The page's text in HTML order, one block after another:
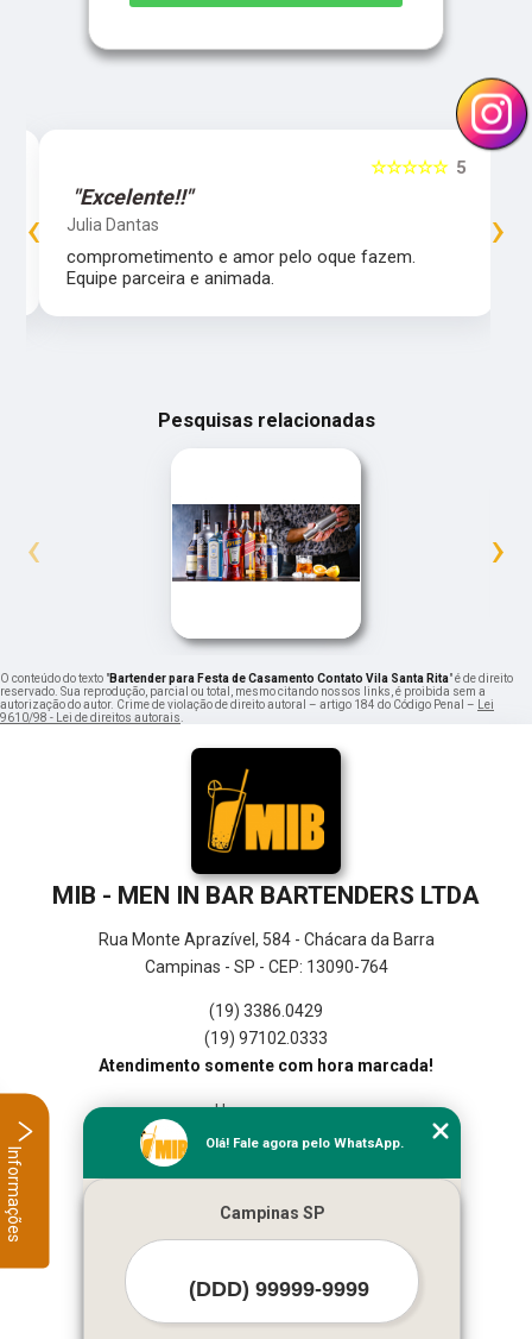
5
☆☆☆☆☆
"Excelente!!"
Julia Dantas
comprometimento e amor pelo oque fazem.
Equipe parceira e animada.
‹ ›
Pesquisas relacionadas
‹ ›
O conteúdo do texto "Bartender para Festa de Casamento Contato Vila Santa Rita" é de direito
reservado. Sua reprodução, parcial ou total, mesmo citando nossos links, é proibida sem a
autorização do autor. Crime de violação de direito autoral – artigo 184 do Código Penal –
Lei
9610/98 - Lei de direitos autorais
MIB - MEN IN BAR BARTENDERS LTDA
Rua Monte Aprazível, 584 - Chácara da Barra
Campinas - SP - CEP: 13090-764
(19) 3386.0429
(19) 97102.0333
Atendimento somente com hora marcada!
Home
Empresa
Contato
Olá! Fale agora pelo WhatsApp.
Campinas SP
Informações